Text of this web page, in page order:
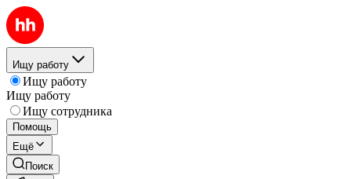
Ищу работу
Ищу работу
Ищу работу
Ищу сотрудника
Помощь
Ещё
Поиск